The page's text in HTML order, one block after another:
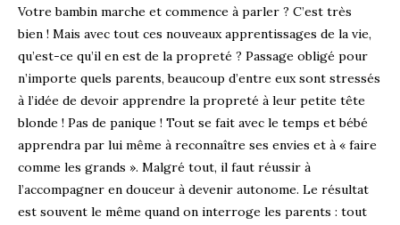
Votre bambin marche et commence à parler ? C’est très
bien ! Mais avec tout ces nouveaux apprentissages de la vie,
qu’est-ce qu’il en est de la propreté ? Passage obligé pour
n’importe quels parents, beaucoup d’entre eux sont stressés
à l’idée de devoir apprendre la propreté à leur petite tête
blonde ! Pas de panique ! Tout se fait avec le temps et bébé
apprendra par lui même à reconnaître ses envies et à « faire
comme les grands ». Malgré tout, il faut réussir à
l’accompagner en douceur à devenir autonome. Le résultat
est souvent le même quand on interroge les parents : tout